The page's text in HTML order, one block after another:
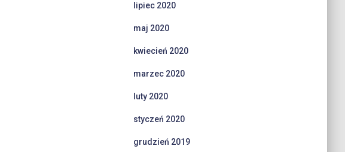
lipiec 2020
maj 2020
kwiecień 2020
marzec 2020
luty 2020
styczeń 2020
grudzień 2019